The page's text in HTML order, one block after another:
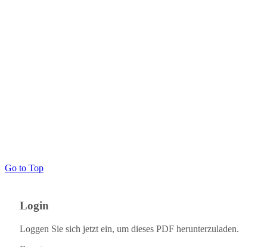
Go to Top
Login
Loggen Sie sich jetzt ein, um dieses PDF herunterzuladen.